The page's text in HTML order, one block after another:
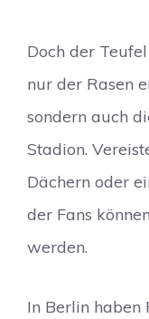
Doch der
nur der Rasen
sondern auch
Stadion.
Dächern oder
der Fans
werden.
In Berlin haben